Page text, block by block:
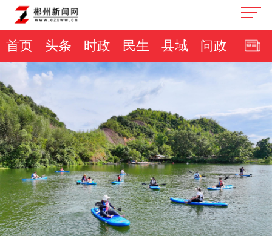
首页 头条 时政 民生 县域 问政